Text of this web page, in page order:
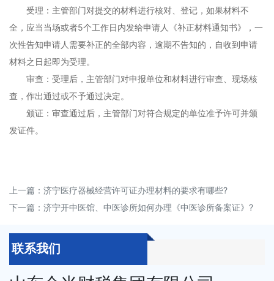
受理：主管部门对提交的材料进行核对、登记，如果材料不
全，应当当场或者5个工作日内发给申请人《补正材料通知书》，一
次性告知申请人需要补正的全部内容，逾期不告知的，自收到申请
材料之日起即为受理。
审查：受理后，主管部门对申报单位和材料进行审查、现场核
查，作出通过或不予通过决定。
颁证：审查通过后，主管部门对符合规定的单位准予许可并颁
发证件。
上一篇： 济宁医疗器械经营许可证办理材料的要求有哪些?
下一篇： 济宁开中医馆、中医诊所如何办理《中医诊所备案证》?
联系我们